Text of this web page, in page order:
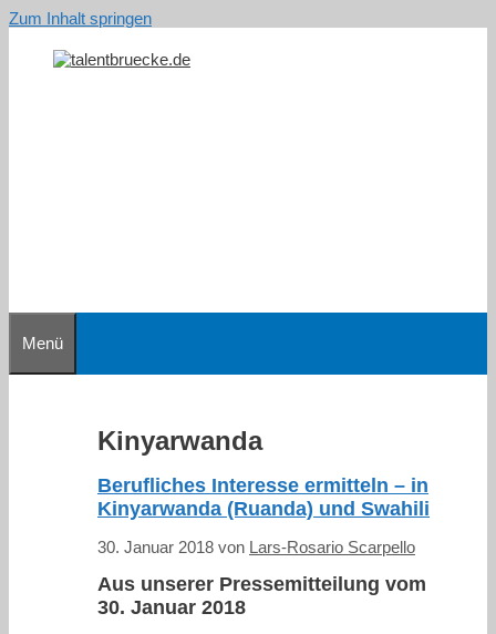
Zum Inhalt springen
Menü
Kinyarwanda
Berufliches Interesse ermitteln – in
Kinyarwanda (Ruanda) und Swahili
30. Januar 2018 von Lars-Rosario Scarpello
Aus unserer Pressemitteilung vom
30. Januar 2018